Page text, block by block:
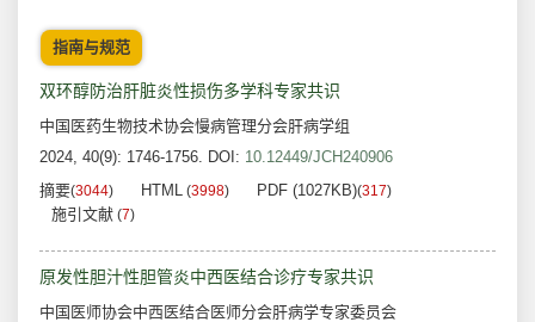
指南与规范
双环醇防治肝脏炎性损伤多学科专家共识
中国医药生物技术协会慢病管理分会肝病学组
2024, 40(9): 1746-1756. DOI: 10.12449/JCH240906
摘要(3044) HTML (3998) PDF (1027KB)(317)
施引文献 (7)
原发性胆汁性胆管炎中西医结合诊疗专家共识
中国医师协会中西医结合医师分会肝病学专家委员会